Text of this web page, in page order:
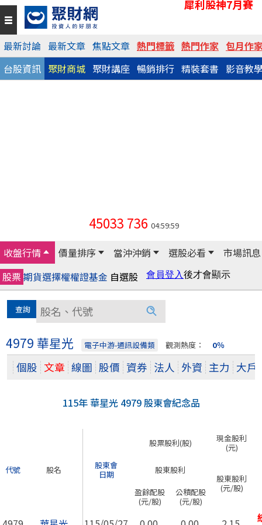
犀利股神7月賽
最新討論 最新文章 焦點文章 熱門標籤 熱門作家 包月作
台股資訊 聚財商城 聚財講座 暢銷排行 精裝套書 影音教
45033 736 04:59:59
收盤行情 價量排序 當沖沖銷 選股必看
市場訊息
股票期貨選擇權權證基金 自選股
4979 華星光 電子中游-通訊設備類 觀測熱度： 0％
個股 文章 線圖 股價 資券 法人 外資 主力 大戶
115年 華星光 4979 股東會紀念品
代號 股名
股東會
日期
股票股利(股)
現金股利
(元)
股東股利
股東股利
(元/股)
盈餘配股
(元/股)
公積配股
(元/股)